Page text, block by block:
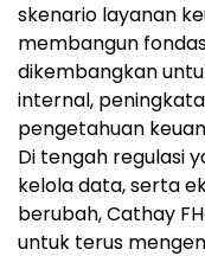
skenario layanan
membangun
dikembangkan
internal,
pengetahuan
Di tengah regulasi
kelola data, serta
berubah, Cathay
untuk terus